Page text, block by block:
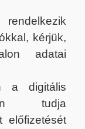
kérjük,
adatai
a digitális
tudja
előfizetését